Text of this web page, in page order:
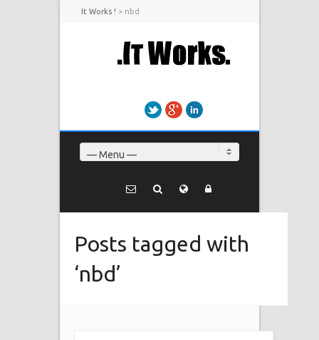
It Works ! > nbd
TwitterGoogle+
— Menu —
Posts tagged with
‘nbd’